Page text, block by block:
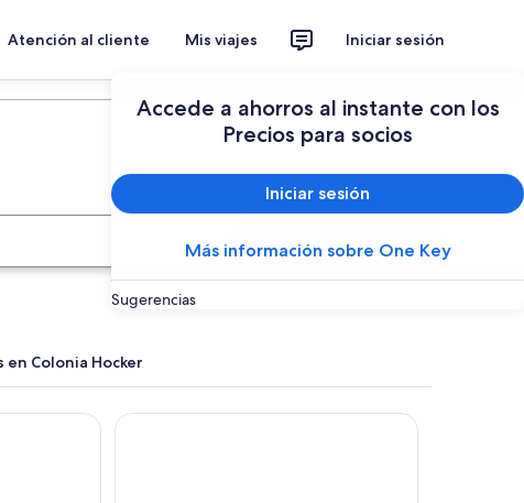
Atención al cliente Mis viajes Iniciar sesión
Accede a ahorros al instante con los
Precios para socios
Iniciar sesión
Más información sobre One Key
Sugerencias
Buscar
en Colonia Hocker
COSTA NORTE HOSTERIA